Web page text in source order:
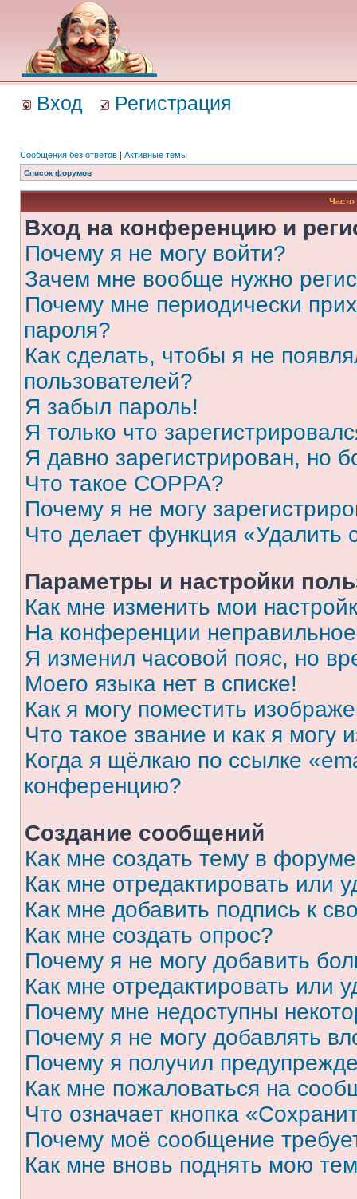
Вход Регистрация
Сообщения без ответов | Активные темы
Список форумов
Вход на конференцию и
Почему я не могу войти?
Зачем мне вообще нужно
Почему мне периодически
пароля?
Как сделать, чтобы я не
пользователей?
Я забыл пароль!
Я только что
Я давно зарегистрирован, но
Что такое COPPA?
Почему я не могу
Что делает функция «Удалить
Параметры и настройки
Как мне изменить мои
На конференции
Я изменил часовой пояс, но
Моего языка нет в списке!
Как я могу поместить
Что такое звание и как я могу
Когда я щёлкаю по ссылке
конференцию?
Создание сообщений
Как мне создать тему в
Как мне отредактировать или
Как мне добавить подпись к
Как мне создать опрос?
Почему я не могу добавить
Как мне отредактировать или
Почему мне недоступны
Почему я не могу добавлять
Почему я получил
Как мне пожаловаться на
Что означает кнопка
Почему моё сообщение
Как мне вновь поднять мою